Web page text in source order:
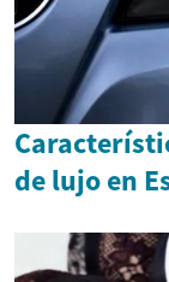
de lujo en